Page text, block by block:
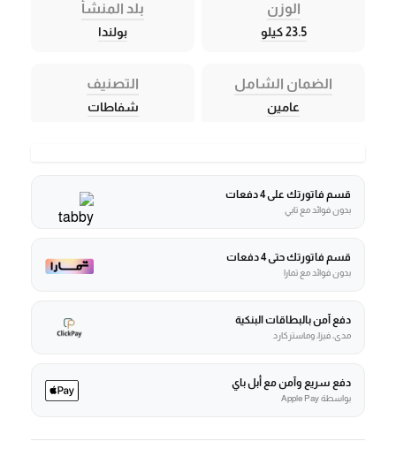
الوزن
23.5 كيلو
بلد المنشأ
بولندا
الضمان الشامل
عامين
التصنيف
شفاطات
قسم فاتورتك على 4 دفعات
بدون فوائد مع تابي
قسم فاتورتك حتى 4 دفعات
بدون فوائد مع تمارا
دفع آمن بالبطاقات البنكية
مدى، فيزا، وماستركارد
دفع سريع وآمن مع أبل باي
بواسطة Apple Pay